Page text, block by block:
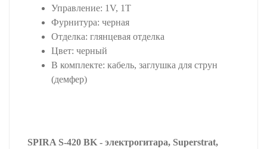
Управление: 1V, 1T
Фурнитура: черная
Отделка: глянцевая отделка
Цвет: черный
В комплекте: кабель, заглушка для струн
(демфер)
SPIRA S-420 BK - электрогитара, Superstrat,